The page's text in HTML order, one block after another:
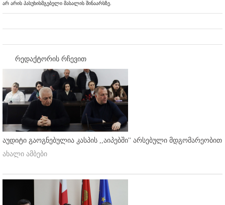
არ არის პასუხისმგებელი მასალის შინაარსზე.
რედაქტორის რჩევით
აუდიტი გაოგნებულია კასპის ,,აიპებში'' არსებული მდგომარეობით
ახალი ამბები